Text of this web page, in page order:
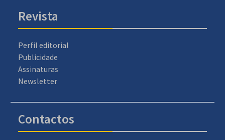
Revista
Perfil editorial
Publicidade
Assinaturas
Newsletter
Contactos